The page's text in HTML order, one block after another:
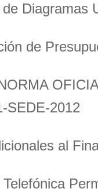
Diagramas
de
SEDE-2012
al
Telefónica